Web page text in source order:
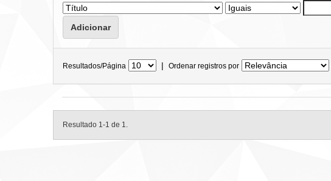
Resultados/Página | Ordenar registros por
Resultado 1-1 de 1.